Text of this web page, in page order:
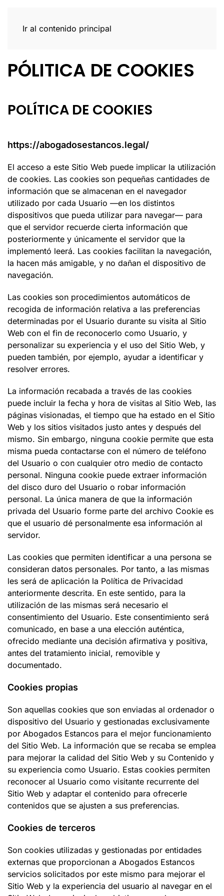
Ir al contenido principal
PÓLITICA DE COOKIES
POLÍTICA DE COOKIES
https://abogadosestancos.legal/
El acceso a este Sitio Web puede implicar la utilización
de cookies. Las cookies son pequeñas cantidades de
información que se almacenan en el navegador
utilizado por cada Usuario —en los distintos
dispositivos que pueda utilizar para navegar— para
que el servidor recuerde cierta información que
posteriormente y únicamente el servidor que la
implementó leerá. Las cookies facilitan la navegación,
la hacen más amigable, y no dañan el dispositivo de
navegación.
Las cookies son procedimientos automáticos de
recogida de información relativa a las preferencias
determinadas por el Usuario durante su visita al Sitio
Web con el fin de reconocerlo como Usuario, y
personalizar su experiencia y el uso del Sitio Web, y
pueden también, por ejemplo, ayudar a identificar y
resolver errores.
La información recabada a través de las cookies
puede incluir la fecha y hora de visitas al Sitio Web, las
páginas visionadas, el tiempo que ha estado en el Sitio
Web y los sitios visitados justo antes y después del
mismo. Sin embargo, ninguna cookie permite que esta
misma pueda contactarse con el número de teléfono
del Usuario o con cualquier otro medio de contacto
personal. Ninguna cookie puede extraer información
del disco duro del Usuario o robar información
personal. La única manera de que la información
privada del Usuario forme parte del archivo Cookie es
que el usuario dé personalmente esa información al
servidor.
Las cookies que permiten identificar a una persona se
consideran datos personales. Por tanto, a las mismas
les será de aplicación la Política de Privacidad
anteriormente descrita. En este sentido, para la
utilización de las mismas será necesario el
consentimiento del Usuario. Este consentimiento será
comunicado, en base a una elección auténtica,
ofrecido mediante una decisión afirmativa y positiva,
antes del tratamiento inicial, removible y
documentado.
Cookies propias
Son aquellas cookies que son enviadas al ordenador o
dispositivo del Usuario y gestionadas exclusivamente
por Abogados Estancos para el mejor funcionamiento
del Sitio Web. La información que se recaba se emplea
para mejorar la calidad del Sitio Web y su Contenido y
su experiencia como Usuario. Estas cookies permiten
reconocer al Usuario como visitante recurrente del
Sitio Web y adaptar el contenido para ofrecerle
contenidos que se ajusten a sus preferencias.
Cookies de terceros
Son cookies utilizadas y gestionadas por entidades
externas que proporcionan a Abogados Estancos
servicios solicitados por este mismo para mejorar el
Sitio Web y la experiencia del usuario al navegar en el